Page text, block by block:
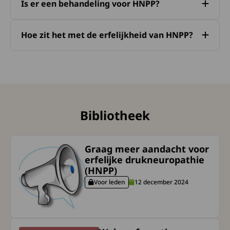
Is er een behandeling voor HNPP?
Hoe zit het met de erfelijkheid van HNPP?
Bibliotheek
Graag meer aandacht voor
erfelijke drukneuropathie
(HNPP)
Voor leden
Deze content is alleen voor ingelogde
12 december 2024